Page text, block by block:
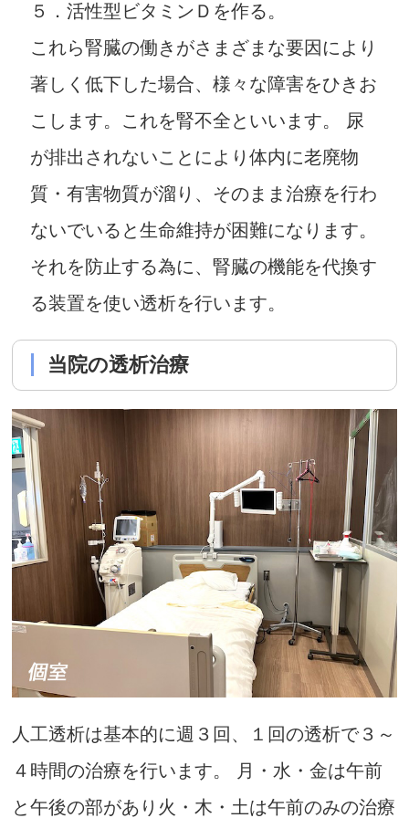
５．活性型ビタミンＤを作る。
これら腎臓の働きがさまざまな要因により
著しく低下した場合、様々な障害をひきお
こします。これを腎不全といいます。 尿
が排出されないことにより体内に老廃物
質・有害物質が溜り、そのまま治療を行わ
ないでいると生命維持が困難になります。
それを防止する為に、腎臓の機能を代換す
る装置を使い透析を行います。
当院の透析治療
人工透析は基本的に週３回、１回の透析で３～
４時間の治療を行います。 月・水・金は午前
と午後の部があり火・木・土は午前のみの治療